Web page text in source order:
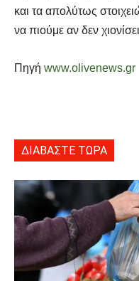
και τα απολύτως
να πιούμε αν δεν
Πηγή www.olivenews.gr
ΔΙΑΒΑΣΤΕ ΤΩΡΑ